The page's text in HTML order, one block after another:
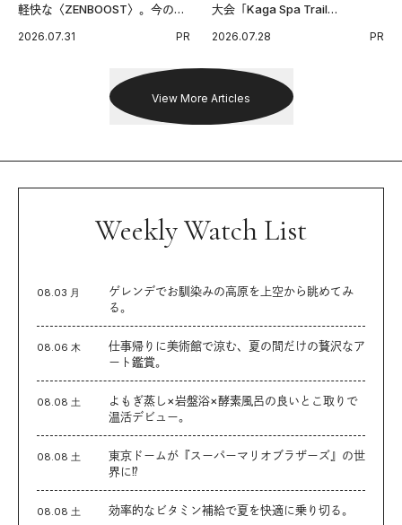
軽快な〈ZENBOOST〉。今の時
出した新機軸。
2026.07.31 PR
大会「Kaga Spa Trail
戦を夢見るランナーたちの奮闘
2026.07.28 PR
View More Articles
Weekly Watch List
08.03 月
ゲレンデでお馴染みの高原を上空から眺めてみ
る。
08.06 木
仕事帰りに美術館で涼む、夏の間だけの贅沢なア
ート鑑賞。
08.08 土
よもぎ蒸し×岩盤浴×酵素風呂の良いとこ取りで
温活デビュー。
08.08 土
東京ドームが『スーパーマリオブラザーズ』の世
界に⁉︎
08.08 土 効率的なビタミン補給で夏を快適に乗り切る。